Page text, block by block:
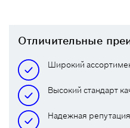
Отличительные
Широкий
Высокий стандарт
Надежная